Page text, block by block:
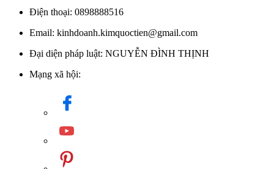
Điện thoại: 0898888516
Email: kinhdoanh.kimquoctien@gmail.com
Đại diện pháp luật: NGUYỄN ĐÌNH THỊNH
Mạng xã hội: